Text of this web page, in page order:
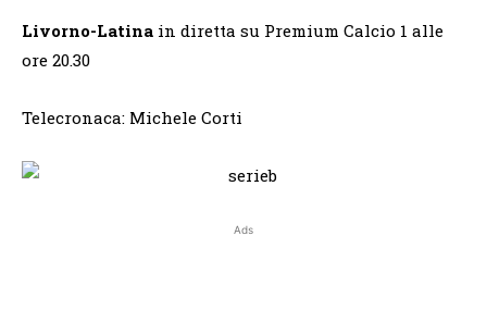
Livorno-Latina in diretta su Premium Calcio 1 alle
ore 20.30
Telecronaca: Michele Corti
Ads